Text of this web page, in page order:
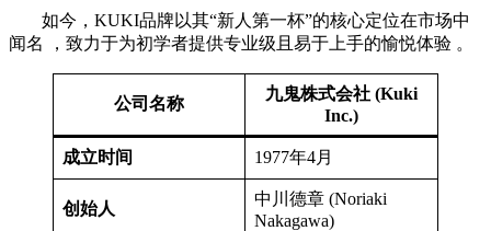
如今，KUKI品牌以其“新人第一杯”的核心定位在市场中
闻名 ，致力于为初学者提供专业级且易于上手的愉悦体验 。
公司名称
九鬼株式会社 (Kuki
Inc.)
成立时间 1977年4月
创始人
中川德章 (Noriaki
Nakagawa)